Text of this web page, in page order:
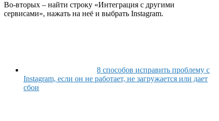
Во-вторых – найти строку «Интеграция с другими
сервисами», нажать на неё и выбрать Instagram.
8 способов исправить проблему с
Instagram, если он не работает, не загружается или дает
сбои